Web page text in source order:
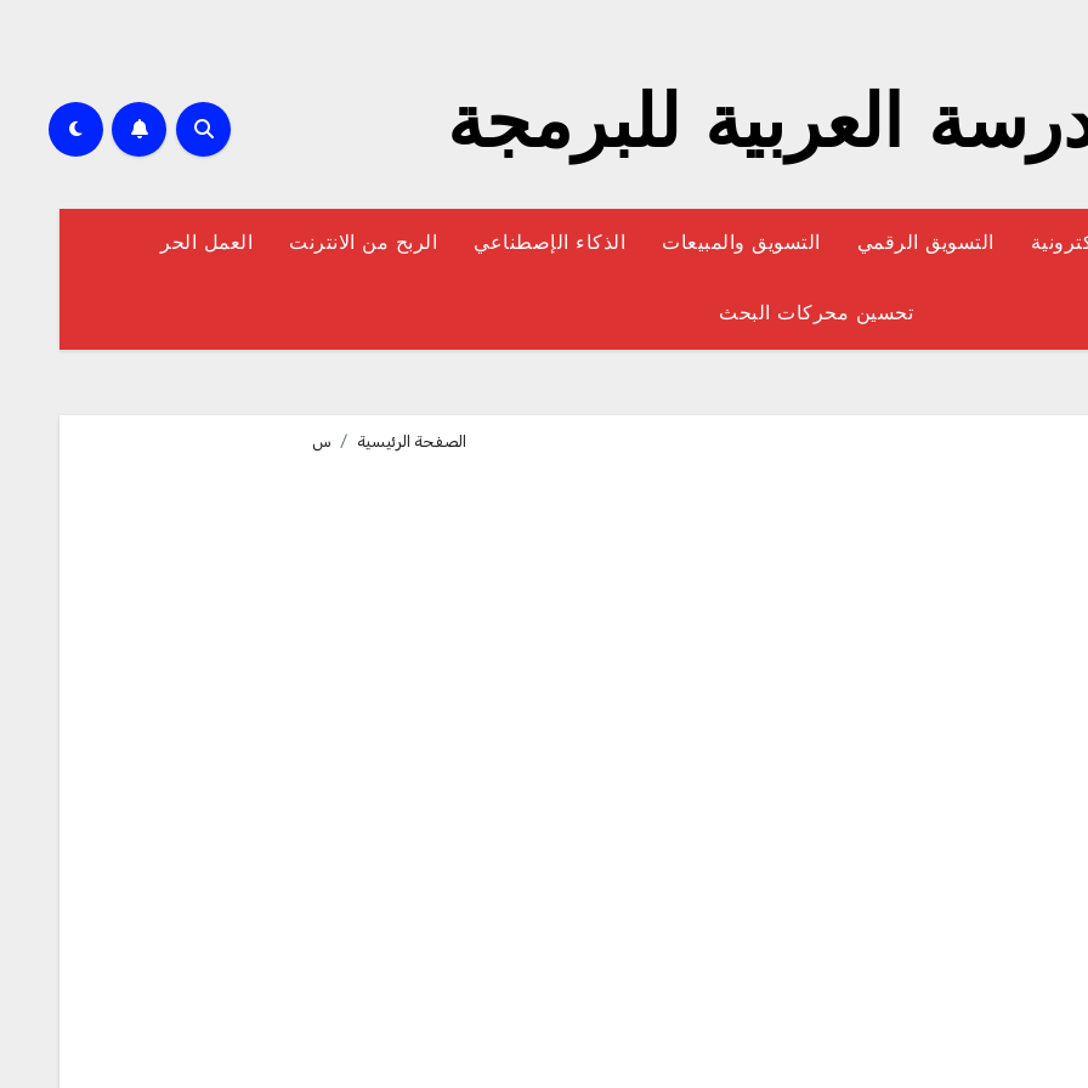
العربية للبرمجة
التسويق الرقمي التسويق والمبيعات الذكاء الإصطناعي الربح من الانترنت العمل الحر
تحسين محركات البحث
الصفحة الرئيسية س